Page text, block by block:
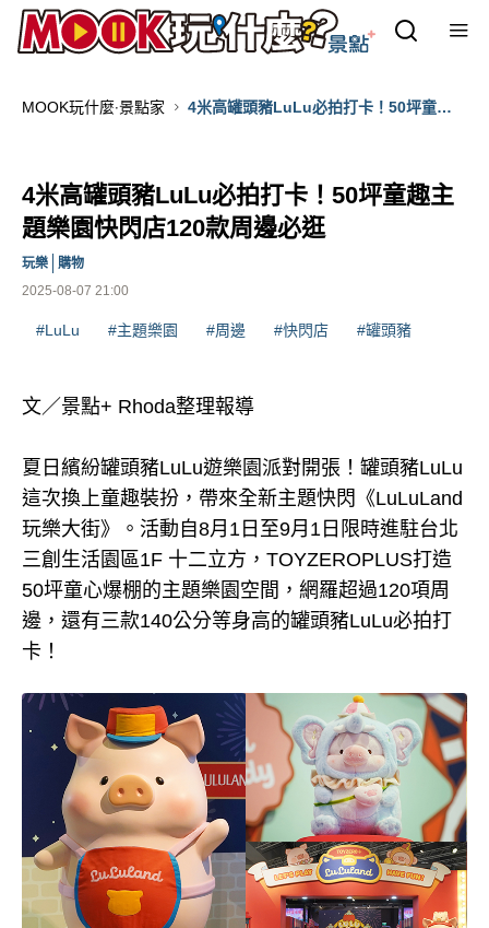
MOOK玩什麼‧景點家
4米高罐頭豬LuLu必拍打卡！50坪童趣
4米高罐頭豬LuLu必拍打卡！50坪童趣主
題樂園快閃店120款周邊必逛
2025-08-07 21:00
玩樂 購物
#LuLu #主題樂園 #周邊 #快閃店 #罐頭豬
文／景點+ Rhoda整理報導
夏日繽紛罐頭豬LuLu遊樂園派對開張！罐頭豬LuLu
這次換上童趣裝扮，帶來全新主題快閃《LuLuLand
玩樂大街》。活動自8月1日至9月1日限時進駐台北
三創生活園區1F 十二立方，TOYZEROPLUS打造
50坪童心爆棚的主題樂園空間，網羅超過120項周
邊，還有三款140公分等身高的罐頭豬LuLu必拍打
卡！